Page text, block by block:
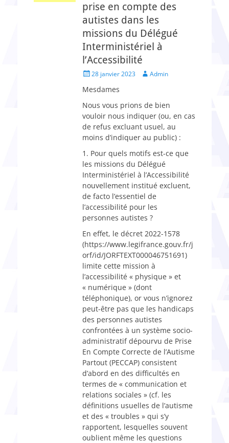
prise en compte des
autistes dans les
missions du Délégué
Interministériel à
l’Accessibilité
Posted28 janvier 2023 Author
Admin
Mesdames
Nous vous prions de bien
vouloir nous indiquer (ou, en cas
de refus excluant usuel, au
moins d’indiquer au public) :
1. Pour quels motifs est-ce que
les missions du Délégué
Interministériel à l’Accessibilité
nouvellement institué excluent,
de facto l’essentiel de
l’accessibilité pour les
personnes autistes ?
En effet, le décret 2022-1578
(https://www.legifrance.gouv.fr/j
orf/id/JORFTEXT000046751691)
limite cette mission à
l’accessibilité « physique » et
« numérique » (dont
téléphonique), or vous n’ignorez
peut-être pas que les handicaps
des personnes autistes
confrontées à un système socio-
administratif dépourvu de Prise
En Compte Correcte de l’Autisme
Partout (PECCAP) consistent
d’abord en des difficultés en
termes de « communication et
relations sociales » (cf. les
définitions usuelles de l’autisme
et des « troubles » qui s’y
rapportent, lesquelles souvent
oublient même les questions